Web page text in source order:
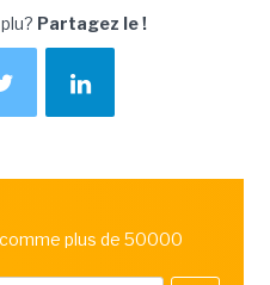
Partagez le !
plus de 50000